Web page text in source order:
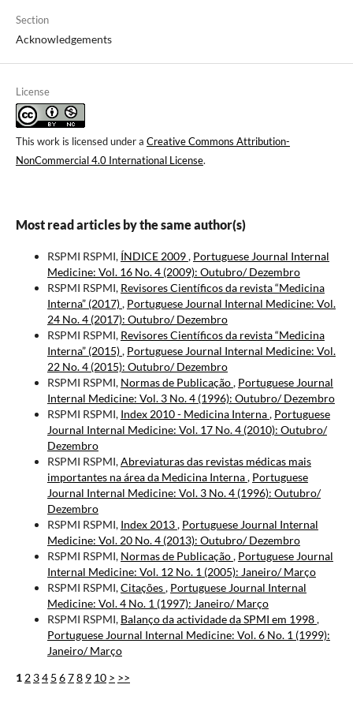
Section
Acknowledgements
License
This work is licensed under a Creative Commons Attribution-
NonCommercial 4.0 International License.
Most read articles by the same author(s)
RSPMI RSPMI, ÍNDICE 2009, Portuguese Journal Internal
Medicine: Vol. 16 No. 4 (2009): Outubro/ Dezembro
RSPMI RSPMI, Revisores Científicos da revista “Medicina
Interna” (2017), Portuguese Journal Internal Medicine: Vol.
24 No. 4 (2017): Outubro/ Dezembro
RSPMI RSPMI, Revisores Científicos da revista “Medicina
Interna” (2015), Portuguese Journal Internal Medicine: Vol.
22 No. 4 (2015): Outubro/ Dezembro
RSPMI RSPMI, Normas de Publicação, Portuguese Journal
Internal Medicine: Vol. 3 No. 4 (1996): Outubro/ Dezembro
RSPMI RSPMI, Index 2010 - Medicina Interna, Portuguese
Journal Internal Medicine: Vol. 17 No. 4 (2010): Outubro/
Dezembro
RSPMI RSPMI,Abreviaturas das revistas médicas mais
importantes na área da Medicina Interna, Portuguese
Journal Internal Medicine: Vol. 3 No. 4 (1996): Outubro/
Dezembro
RSPMI RSPMI, Index 2013, Portuguese Journal Internal
Medicine: Vol. 20 No. 4 (2013): Outubro/ Dezembro
RSPMI RSPMI, Normas de Publicação, Portuguese Journal
Internal Medicine: Vol. 12 No. 1 (2005): Janeiro/ Março
RSPMI RSPMI,Citações, Portuguese Journal Internal
Medicine: Vol. 4 No. 1 (1997): Janeiro/ Março
RSPMI RSPMI, Balanço da actividade da SPMI em 1998,
Portuguese Journal Internal Medicine: Vol. 6 No. 1 (1999):
Janeiro/ Março
1 2 34 5 678 9 10 > >>